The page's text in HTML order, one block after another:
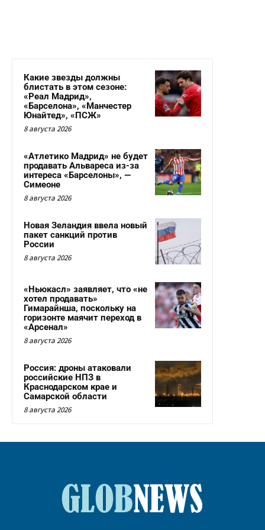
Какие звезды должны
блистать в этом сезоне:
«Реал Мадрид»,
«Барселона», «Манчестер
Юнайтед», «ПСЖ»
8 августа 2026
«Атлетико Мадрид» не будет
продавать Альвареса из-за
интереса «Барселоны», —
Симеоне
8 августа 2026
Новая Зеландия ввела новый
пакет санкций против
России
8 августа 2026
«Ньюкасл» заявляет, что «не
хотел продавать»
Гимарайнша, поскольку на
горизонте маячит переход в
«Арсенал»
8 августа 2026
Россия: дроны атаковали
российские НПЗ в
Краснодарском крае и
Самарской области
8 августа 2026